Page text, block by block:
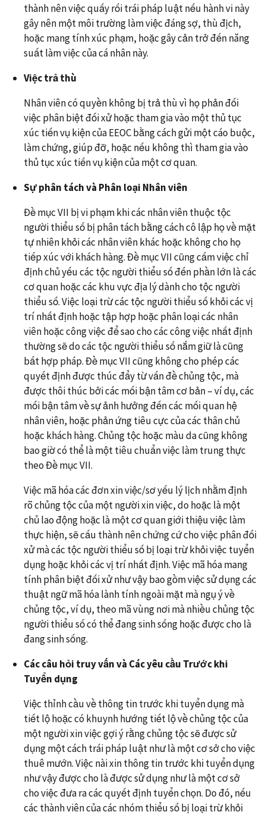
thành nên việc quấy rối trái pháp luật nếu hành vi này
gây nên một môi trường làm việc đáng sợ, thù địch,
hoặc mang tính xúc phạm, hoặc gây cản trở đến năng
suất làm việc của cá nhân này.
Việc trả thù
Nhân viên có quyền không bị trả thù vì họ phản đối
việc phân biệt đối xử hoặc tham gia vào một thủ tục
xúc tiến vụ kiện của EEOC bằng cách gửi một cáo buộc,
làm chứng, giúp đỡ, hoặc nếu không thì tham gia vào
thủ tục xúc tiến vụ kiện của một cơ quan.
Sự phân tách và Phân loại Nhân viên
Đề mục VII bị vi phạm khi các nhân viên thuộc tộc
người thiểu số bị phân tách bằng cách cô lập họ về mặt
tự nhiên khỏi các nhân viên khác hoặc không cho họ
tiếp xúc với khách hàng. Đề mục VII cũng cấm việc chỉ
định chủ yếu các tộc người thiểu số đến phần lớn là các
cơ quan hoặc các khu vực địa lý dành cho tộc người
thiểu số. Việc loại trừ các tộc người thiểu số khỏi các vị
trí nhất định hoặc tập hợp hoặc phân loại các nhân
viên hoặc công việc để sao cho các công việc nhất định
thường sẽ do các tộc người thiểu số nắm giữ là cũng
bất hợp pháp. Đề mục VII cũng không cho phép các
quyết định được thúc đẩy từ vấn đề chủng tộc, mà
được thôi thúc bởi các mối bận tâm cơ bản – ví dụ, các
mối bận tâm về sự ảnh hưởng đến các mối quan hệ
nhân viên, hoặc phản ứng tiêu cực của các thân chủ
hoặc khách hàng. Chủng tộc hoặc màu da cũng không
bao giờ có thể là một tiêu chuẩn việc làm trung thực
theo Đề mục VII.
Việc mã hóa các đơn xin việc/sơ yếu lý lịch nhằm định
rõ chủng tộc của một người xin việc, do hoặc là một
chủ lao động hoặc là một cơ quan giới thiệu việc làm
thực hiện, sẽ cấu thành nên chứng cứ cho việc phân đối
xử mà các tộc người thiểu số bị loại trừ khỏi việc tuyển
dụng hoặc khỏi các vị trí nhất định. Việc mã hóa mang
tính phân biệt đối xử như vậy bao gồm việc sử dụng các
thuật ngữ mã hóa lành tính ngoài mặt mà ngụ ý về
chủng tộc, ví dụ, theo mã vùng nơi mà nhiều chủng tộc
người thiểu số có thể đang sinh sống hoặc được cho là
đang sinh sống.
Các câu hỏi truy vấn và Các yêu cầu Trước khi
Tuyển dụng
Việc thỉnh cầu về thông tin trước khi tuyển dụng mà
tiết lộ hoặc có khuynh hướng tiết lộ về chủng tộc của
một người xin việc gợi ý rằng chủng tộc sẽ được sử
dụng một cách trái pháp luật như là một cơ sở cho việc
thuê mướn. Việc nài xin thông tin trước khi tuyển dụng
như vậy được cho là được sử dụng như là một cơ sở
cho việc đưa ra các quyết định tuyển chọn. Do đó, nếu
các thành viên của các nhóm thiểu số bị loại trừ khỏi